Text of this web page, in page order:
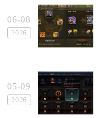
06-08
2026
05-09
2026